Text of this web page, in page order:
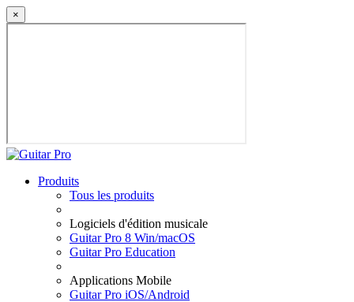
×
Produits
Tous les produits
Logiciels d'édition musicale
Guitar Pro 8 Win/macOS
Guitar Pro Education
Applications Mobile
Guitar Pro iOS/Android